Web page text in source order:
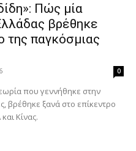
Πώς μία
βρέθηκε
της παγκόσμιας
0
που γεννήθηκε στην
βρέθηκε ξανά στο επίκεντρο
Κίνας.